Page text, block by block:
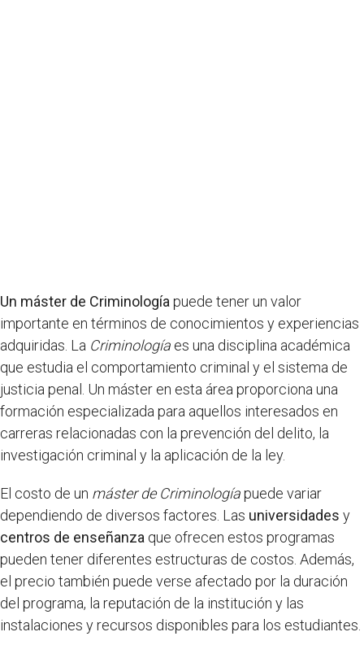
Un máster de Criminología puede tener un valor
importante en términos de conocimientos y experiencias
adquiridas. La Criminología es una disciplina académica
que estudia el comportamiento criminal y el sistema de
justicia penal. Un máster en esta área proporciona una
formación especializada para aquellos interesados en
carreras relacionadas con la prevención del delito, la
investigación criminal y la aplicación de la ley.
El costo de un máster de Criminologíapuede variar
dependiendo de diversos factores. Las universidades y
centros de enseñanza que ofrecen estos programas
pueden tener diferentes estructuras de costos. Además,
el precio también puede verse afectado por la duración
del programa, la reputación de la institución y las
instalaciones y recursos disponibles para los estudiantes.